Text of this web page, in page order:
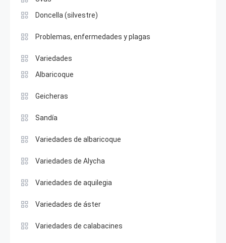
Doncella (silvestre)
Problemas, enfermedades y plagas
Variedades
Albaricoque
Geicheras
Sandía
Variedades de albaricoque
Variedades de Alycha
Variedades de aquilegia
Variedades de áster
Variedades de calabacines